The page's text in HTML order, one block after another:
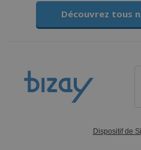
Découvrez tous
Dispositif de